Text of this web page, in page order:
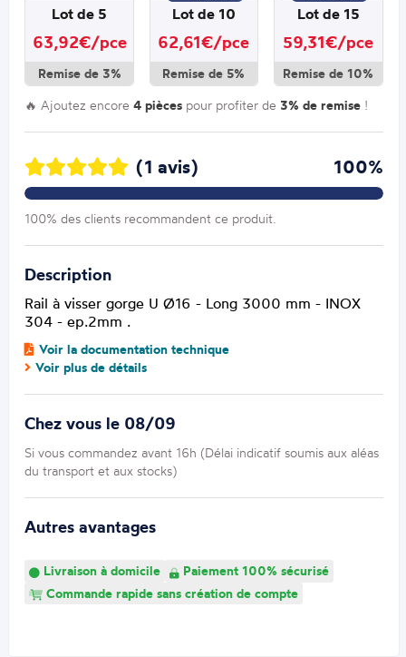
Lot de 5
63,92€/pce
Remise de 3%
Lot de 10
62,61€/pce
Remise de 5%
Lot de 15
59,31€/pce
Remise de 10%
🔥 Ajoutez encore4 pièces pour profiter de 3% de remise !
(1 avis) 100%
100% des clients recommandent ce produit.
Description
Rail à visser gorge U Ø16 - Long 3000 mm - INOX
304 - ep.2mm .
Voir la documentation technique
Voir plus de détails
Chez vous le 08/09
Si vous commandez avant 16h (Délai indicatif soumis aux aléas
du transport et aux stocks)
Autres avantages
Livraison à domicile
Paiement 100% sécurisé
Commande rapide sans création de compte